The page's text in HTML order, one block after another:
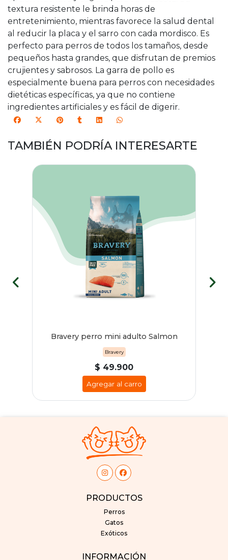
textura resistente le brinda horas de
entretenimiento, mientras favorece la salud dental
al reducir la placa y el sarro con cada mordisco. Es
perfecto para perros de todos los tamaños, desde
pequeños hasta grandes, que disfrutan de premios
crujientes y sabrosos. La garra de pollo es
especialmente buena para perros con necesidades
dietéticas específicas, ya que no contiene
ingredientes artificiales y es fácil de digerir.
TAMBIÉN PODRÍA INTERESARTE
Bravery perro mini adulto Salmon
Bravery
$ 49.900
Agregar al carro
PRODUCTOS
Perros
Gatos
Exóticos
INFORMACIÓN